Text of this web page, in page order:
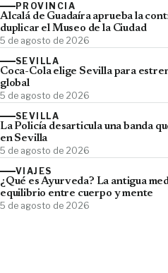
PROVINCIA
Alcalá de Guadaíra aprueba la
duplicar el Museo de la Ciudad
5 de agosto de 2026
SEVILLA
Coca-Cola elige Sevilla para
global
5 de agosto de 2026
SEVILLA
La Policía desarticula una banda
en Sevilla
5 de agosto de 2026
VIAJES
¿Qué es Ayurveda? La antigua
equilibrio entre cuerpo y mente
5 de agosto de 2026